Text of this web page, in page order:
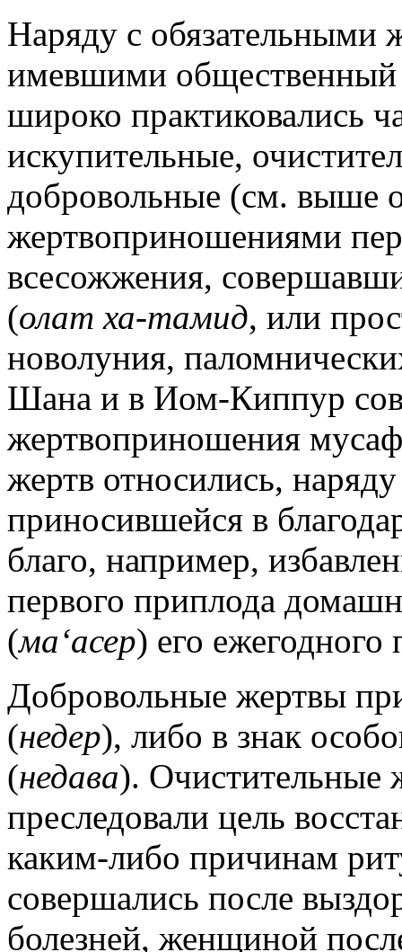
Наряду с
имевшими общественный
широко практиковались
искупительные,
добровольные (см. выше
жертвоприношениями
всесожжения,
(олат ха-тамид, или
новолуния,
Шана и в Иом-Киппур
жертвоприношения
жертв относились,
приносившейся в
благо, например,
первого приплода
(ма‘асер) его ежегодного
Добровольные жертвы
(недер), либо в знак
(недава). Очистительные
преследовали цель
каким-либо причинам
совершались после
болезней, женщиной